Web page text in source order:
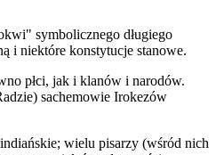
symbolicznego długiego
i niektóre konstytucje stanowe.
płci, jak i klanów i narodów.
sachemowie Irokezów
wielu pisarzy (wśród nich